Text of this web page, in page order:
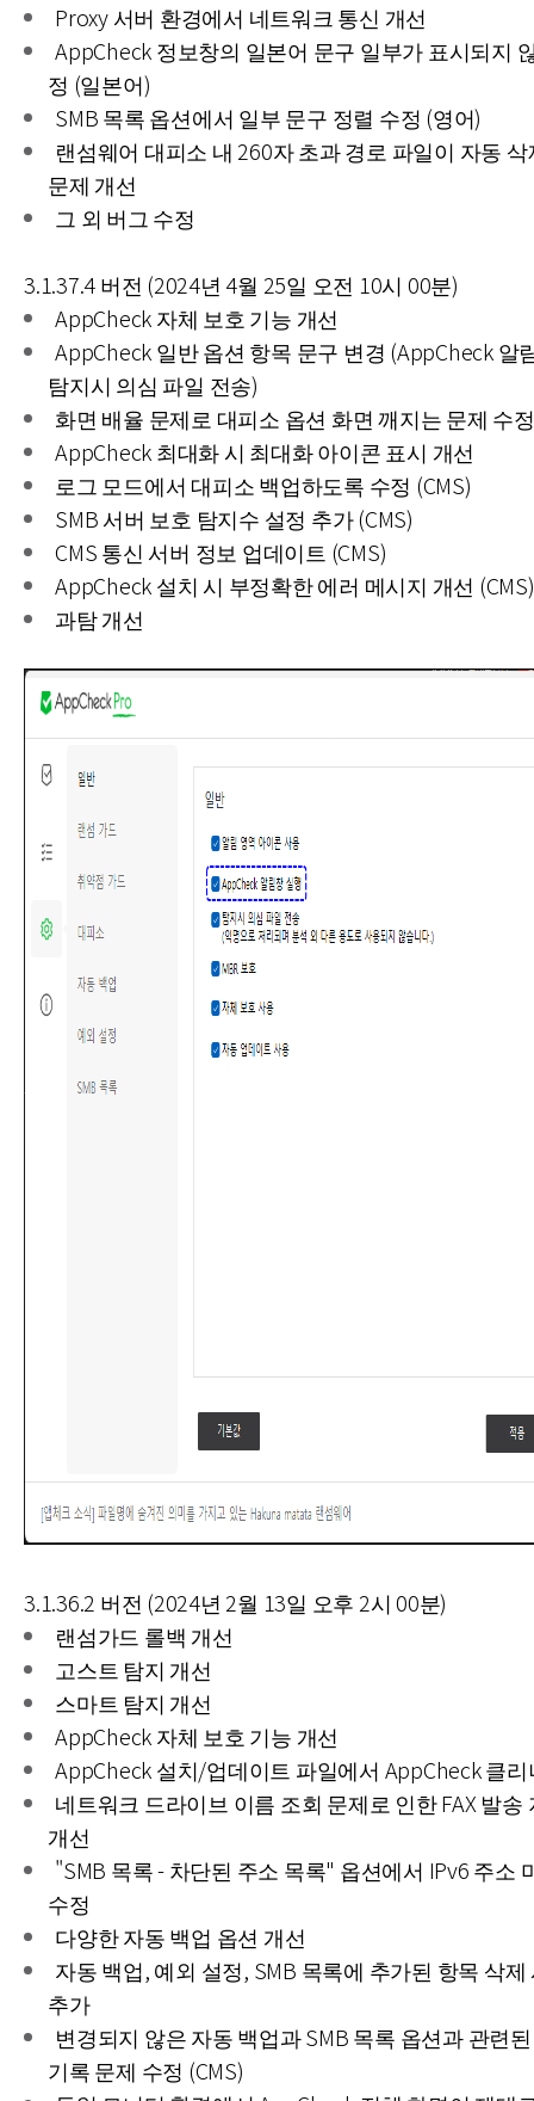
Proxy 서버 환경에서 네트워크 통신 개선
AppCheck 정보창의 일본어 문구 일부가 표시되지
정 (일본어)
SMB 목록 옵션에서 일부 문구 정렬 수정 (영어)
랜섬웨어 대피소 내 260자 초과 경로 파일이 자동
문제 개선
그 외 버그 수정
3.1.37.4 버전 (2024년 4월 25일 오전 10시 00분)
AppCheck 자체 보호 기능 개선
AppCheck 일반 옵션 항목 문구 변경 (AppCheck 알
탐지시 의심 파일 전송)
화면 배율 문제로 대피소 옵션 화면 깨지는 문제 수정
AppCheck 최대화 시 최대화 아이콘 표시 개선
로그 모드에서 대피소 백업하도록 수정 (CMS)
SMB 서버 보호 탐지수 설정 추가 (CMS)
CMS 통신 서버 정보 업데이트 (CMS)
AppCheck 설치 시 부정확한 에러 메시지 개선 (CMS)
과탐 개선
3.1.36.2 버전 (2024년 2월 13일 오후 2시 00분)
랜섬가드 롤백 개선
고스트 탐지 개선
스마트 탐지 개선
AppCheck 자체 보호 기능 개선
AppCheck 설치/업데이트 파일에서 AppCheck 클리
네트워크 드라이브 이름 조회 문제로 인한 FAX 발송
개선
"SMB 목록 - 차단된 주소 목록" 옵션에서 IPv6 주소
수정
다양한 자동 백업 옵션 개선
자동 백업, 예외 설정, SMB 목록에 추가된 항목 삭제
추가
변경되지 않은 자동 백업과 SMB 목록 옵션과 관련
기록 문제 수정 (CMS)